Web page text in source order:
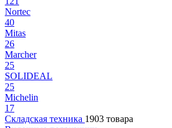
Nortec
40
Mitas
26
Marcher
25
SOLIDEAL
25
Michelin
17
Складская техника 1903 товара